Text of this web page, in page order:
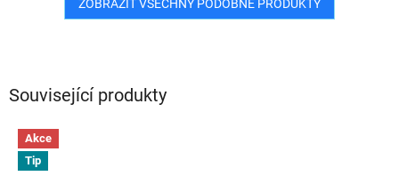
Související produkty
Akce
Tip
ZOBRAZIT VŠECHNY PODOBNÉ PRODUKTY